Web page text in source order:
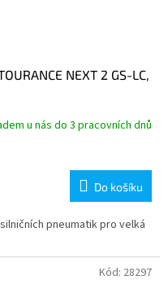
NEXT 2 GS-LC,
u nás do 3 pracovních dnů
Do košíku
pneumatik pro velká
Kód: 28297